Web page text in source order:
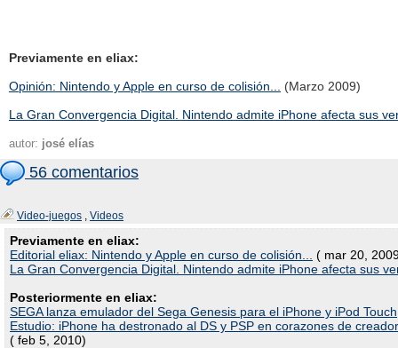
Previamente en eliax:
Opinión: Nintendo y Apple en curso de colisión...
(Marzo 2009)
La Gran Convergencia Digital. Nintendo admite iPhone afecta sus
autor: josé elías
56 comentarios
Video-juegos , Videos
Previamente en eliax:
Editorial eliax: Nintendo y Apple en curso de colisión...
( mar 20,
La Gran Convergencia Digital. Nintendo admite iPhone afecta sus
Posteriormente en eliax:
SEGA lanza emulador del Sega Genesis para el iPhone y iPod Touch
Estudio: iPhone ha destronado al DS y PSP en corazones de
( feb 5, 2010)